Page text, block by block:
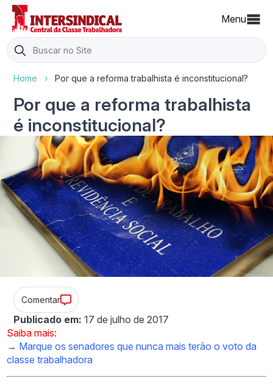
Menu
Search
for:
Home › Por que a reforma trabalhista é inconstitucional?
Por que a reforma trabalhista
é inconstitucional?
Comentar
Publicado em: 17 de julho de 2017
Saiba mais:
→ Marque os senadores que nunca mais terão o voto da
classe trabalhadora